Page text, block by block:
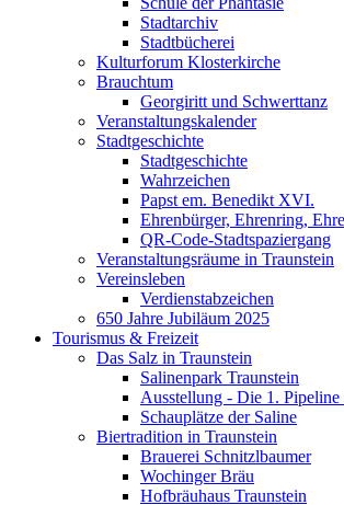
Stadtarchiv
Stadtbücherei
Kulturforum Klosterkirche
Brauchtum
Georgiritt und Schwerttanz
Veranstaltungskalender
Stadtgeschichte
Stadtgeschichte
Wahrzeichen
Papst em. Benedikt XVI.
Ehrenbürger, Ehrenring,
QR-Code-Stadtspaziergang
Veranstaltungsräume in Traunstein
Vereinsleben
Verdienstabzeichen
650 Jahre Jubiläum 2025
Tourismus & Freizeit
Das Salz in Traunstein
Salinenpark Traunstein
Ausstellung - Die 1. Pipeline
Schauplätze der Saline
Biertradition in Traunstein
Brauerei Schnitzlbaumer
Wochinger Bräu
Hofbräuhaus Traunstein